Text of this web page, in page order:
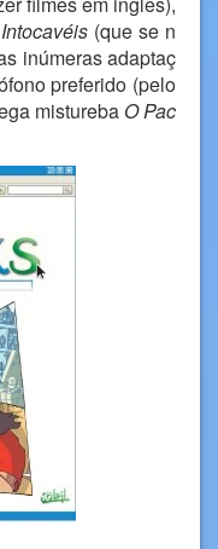
Intocavéis (que se n
inúmeras adaptaç
preferido (pelo
mistureba O Pac